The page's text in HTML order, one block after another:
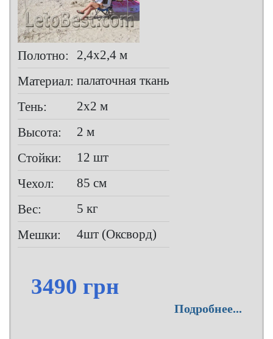
Полотно:
2,4х2,4 м
Материал: палаточная ткань
Тень:
2х2 м
Высота:
2 м
Стойки:
12 шт
Чехол:
85 см
Вес:
5 кг
Мешки:
4шт (Оксворд)
3490 грн
Подробнее...